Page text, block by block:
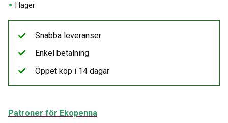
I lager
Patroner för Ekopenna
Snabba leveranser
Enkel betalning
Öppet köp i 14 dagar